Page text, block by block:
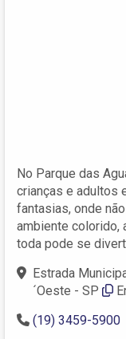
No Parque das
crianças e adultos
fantasias, onde
ambiente colorido,
toda pode se
Estrada
´Oeste - SP
(19) 3459-5900